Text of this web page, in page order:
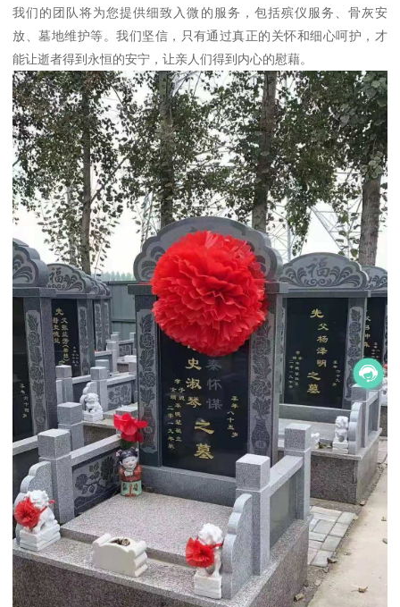
我们的团队将为您提供细致入微的服务，包括殡仪服务、骨灰安
放、墓地维护等。我们坚信，只有通过真正的关怀和细心呵护，才
能让逝者得到永恒的安宁，让亲人们得到内心的慰藉。